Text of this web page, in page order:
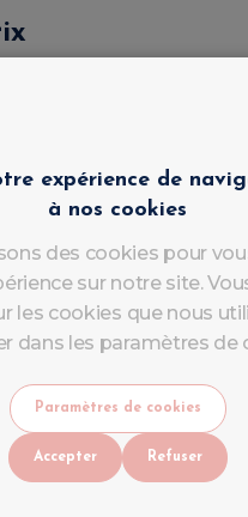
art en Belgique et en
Qualité
expérience de
à nos cookies
des cookies pour
sur notre site.
les cookies que nous
dans les paramètres de
Paramètres de cookies
Accepter Refuser